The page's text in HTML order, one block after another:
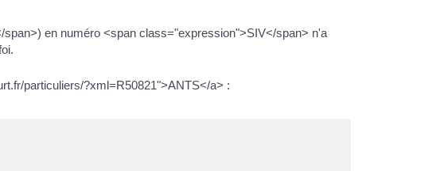
en numéro <span class="expression">SIV</span> n'a
particuliers/?xml=R50821">ANTS</a> :